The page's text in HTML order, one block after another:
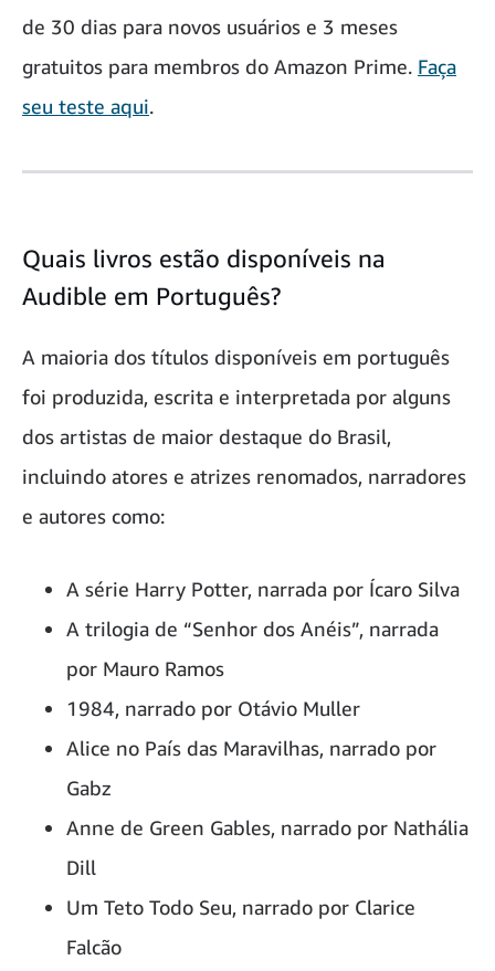
de 30 dias para novos usuários e 3 meses
gratuitos para membros do Amazon Prime. Faça
seu teste aqui.
Quais livros estão disponíveis na
Audible em Português?
A maioria dos títulos disponíveis em português
foi produzida, escrita e interpretada por alguns
dos artistas de maior destaque do Brasil,
incluindo atores e atrizes renomados, narradores
e autores como:
A série Harry Potter, narrada por Ícaro Silva
A trilogia de “Senhor dos Anéis”, narrada
por Mauro Ramos
1984, narrado por Otávio Muller
Alice no País das Maravilhas, narrado por
Gabz
Anne de Green Gables, narrado por Nathália
Dill
Um Teto Todo Seu, narrado por Clarice
Falcão